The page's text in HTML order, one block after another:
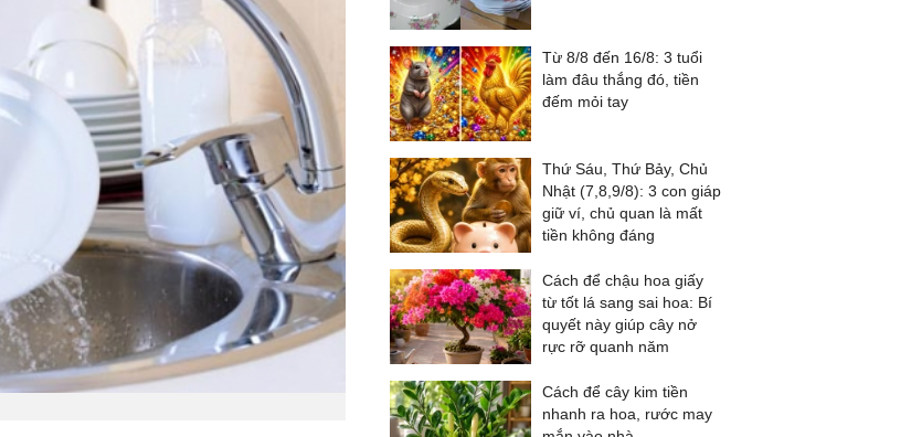
Từ 8/8 đến 16/8: 3 tuổi
làm đâu thắng đó, tiền
đếm mỏi tay
Thứ Sáu, Thứ Bảy, Chủ
Nhật (7,8,9/8): 3 con giáp
giữ ví, chủ quan là mất
tiền không đáng
Cách để chậu hoa giấy
từ tốt lá sang sai hoa: Bí
quyết này giúp cây nở
rực rỡ quanh năm
Cách để cây kim tiền
nhanh ra hoa, rước may